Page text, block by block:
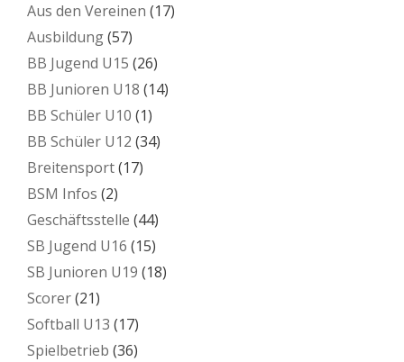
Aus den Vereinen (17)
Ausbildung(57)
BB Jugend U15 (26)
BB Junioren U18 (14)
BB Schüler U10 (1)
BB Schüler U12 (34)
Breitensport(17)
BSM Infos (2)
Geschäftsstelle (44)
SB Jugend U16 (15)
SB Junioren U19 (18)
Scorer(21)
Softball U13 (17)
Spielbetrieb (36)